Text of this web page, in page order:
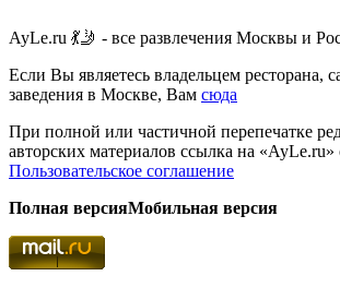
AyLe.ru 💃🤳 - все развлечения Москвы и
Если Вы являетесь владельцем ресторана,
заведения в Москве, Вам сюда
При полной или частичной перепечатке
авторских материалов ссылка на «AyLe.ru»
Пользовательское соглашение
Полная версияМобильная версия